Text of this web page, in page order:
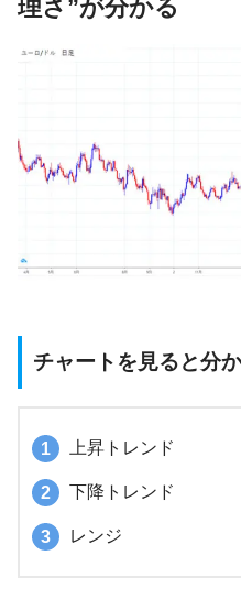
理さ”が分かる
チャートを見ると分
上昇トレンド
下降トレンド
レンジ